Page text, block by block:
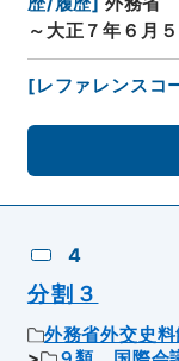
～大正７年６月５
[レファレンスコ
4
分割３
外務省外交史料